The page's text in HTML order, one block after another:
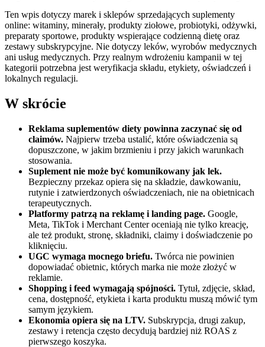
Ten wpis dotyczy marek i sklepów sprzedających suplementy
online: witaminy, minerały, produkty ziołowe, probiotyki, odżywki,
preparaty sportowe, produkty wspierające codzienną dietę oraz
zestawy subskrypcyjne. Nie dotyczy leków, wyrobów medycznych
ani usług medycznych. Przy realnym wdrożeniu kampanii w tej
kategorii potrzebna jest weryfikacja składu, etykiety, oświadczeń i
lokalnych regulacji.
W skrócie
Reklama suplementów diety powinna zaczynać się od
claimów. Najpierw trzeba ustalić, które oświadczenia są
dopuszczone, w jakim brzmieniu i przy jakich warunkach
stosowania.
Suplement nie może być komunikowany jak lek.
Bezpieczny przekaz opiera się na składzie, dawkowaniu,
rutynie i zatwierdzonych oświadczeniach, nie na obietnicach
terapeutycznych.
Platformy patrzą na reklamę i landing page. Google,
Meta, TikTok i Merchant Center oceniają nie tylko kreację,
ale też produkt, stronę, składniki, claimy i doświadczenie po
kliknięciu.
UGC wymaga mocnego briefu. Twórca nie powinien
dopowiadać obietnic, których marka nie może złożyć w
reklamie.
Shopping i feed wymagają spójności. Tytuł, zdjęcie, skład,
cena, dostępność, etykieta i karta produktu muszą mówić tym
samym językiem.
Ekonomia opiera się na LTV. Subskrypcja, drugi zakup,
zestawy i retencja często decydują bardziej niż ROAS z
pierwszego koszyka.